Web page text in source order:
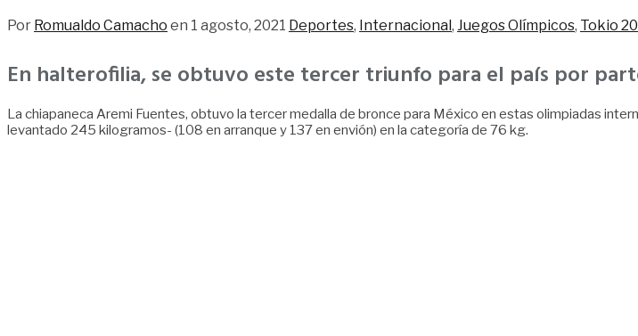
Por Romualdo Camacho en 1 agosto, 2021 Deportes, Internacional, Juegos Olímpicos, Tokio
En halterofilia, se obtuvo este tercer triunfo para el país por
La chiapaneca Aremi Fuentes, obtuvo la tercer medalla de bronce para México en estas olimpiadas
levantado 245 kilogramos- (108 en arranque y 137 en envión) en la categoría de 76 kg.